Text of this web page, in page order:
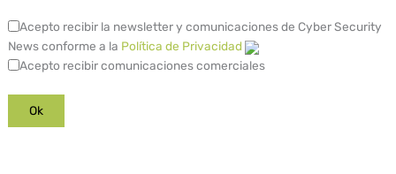
Acepto recibir la newsletter y comunicaciones de Cyber Security
News conforme a la Política de Privacidad
Acepto recibir comunicaciones comerciales